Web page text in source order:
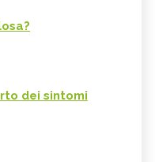
dei sintomi